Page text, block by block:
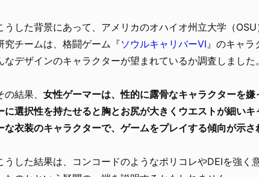
うした背景にあって、アメリカのオハイオ州立大学（
究チームは、格闘ゲーム『ソウルキャリバーVI』のキャラ
なデザインのキャラクターが望まれているか調査しました。
の結果、 女性ゲーマーは、性的に露骨なキャラクターを
に選択性を持たせると胸とお尻が大きくウエストが細い
な衣装のキャラクターで、ゲームをプレイする傾向が示さ
うした結果は、コンコードのようなポリコレやDEIを強く